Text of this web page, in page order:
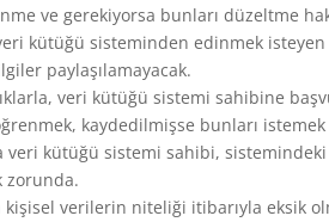
ve gerekiyorsa bunları düzeltme
kütüğü sisteminden edinmek
paylaşılamayacak.
veri kütüğü sistemi sahibine
kaydedilmişse bunları istemek
veri kütüğü sistemi sahibi,
verilerin niteliği itibarıyla eksik